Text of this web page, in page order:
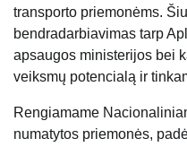
transporto priemonėms.
bendradarbiavimas tarp
apsaugos ministerijos bei
veiksmų potencialą ir
Rengiamame
numatytos priemonės,